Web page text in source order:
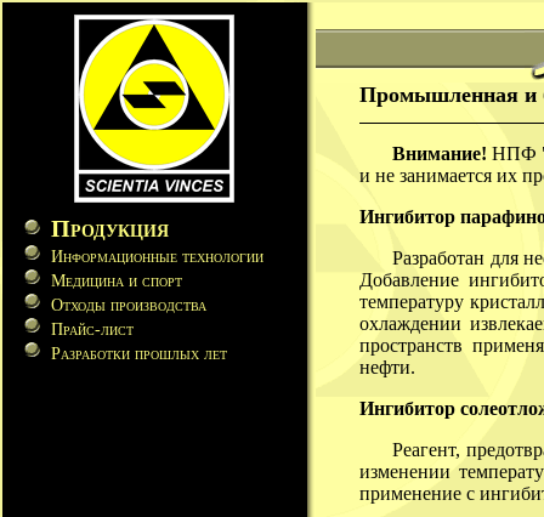
Продукция
Информационные технологии
Медицина и спорт
Отходы производства
Прайс-лист
Разработки прошлых лет
Промышленная и
Внимание! НПФ
и не занимается их
Ингибитор
Разработан для
Добавление
температуру
охлаждении
пространств
нефти.
Ингибитор
Реагент,
изменении
применение с